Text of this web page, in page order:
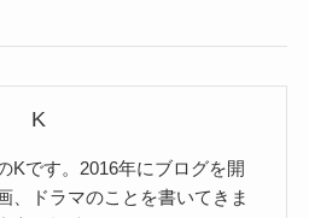
K
Kです。2016年にブログを開
、ドラマのことを書いてきま